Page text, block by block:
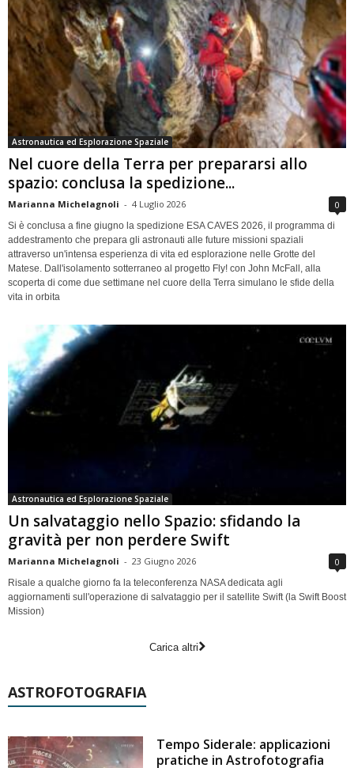
Astronautica ed Esplorazione Spaziale
Nel cuore della Terra per prepararsi allo
spazio: conclusa la spedizione...
Marianna Michelagnoli - 4 Luglio 2026 0
Si è conclusa a fine giugno la spedizione ESA CAVES 2026, il programma di
addestramento che prepara gli astronauti alle future missioni spaziali
attraverso un'intensa esperienza di vita ed esplorazione nelle Grotte del
Matese. Dall'isolamento sotterraneo al progetto Fly! con John McFall, alla
scoperta di come due settimane nel cuore della Terra simulano le sfide della
vita in orbita
Astronautica ed Esplorazione Spaziale
Un salvataggio nello Spazio: sfidando la
gravità per non perdere Swift
Marianna Michelagnoli - 23 Giugno 2026 0
Risale a qualche giorno fa la teleconferenza NASA dedicata agli
aggiornamenti sull'operazione di salvataggio per il satellite Swift (la Swift Boost
Mission)
Carica altri
ASTROFOTOGRAFIA
Tempo Siderale: applicazioni
pratiche in Astrofotografia